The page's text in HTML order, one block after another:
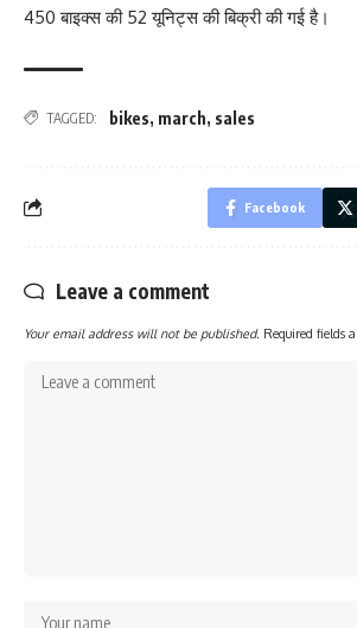
450 बाइक्‍स की 52 यूनिट्स की बिक्री की गई है।
TAGGED: bikes, march, sales
Facebook
Leave a comment
Your email address will not be published. Required fields